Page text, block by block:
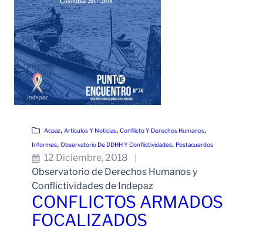
Acpaz, Artículos Y Noticias, Conflicto Y Derechos Humanos
Informes, Observatorio De DDHH Y Conflictividades, Postacuerdos
12 Diciembre, 2018
Observatorio de Derechos Humanos y
Conflictividades de Indepaz
CONFLICTOS ARMADOS
FOCALIZADOS